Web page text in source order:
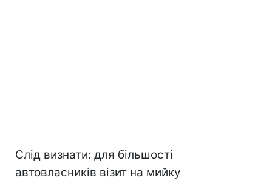
Слід визнати: для більшості
автовласників візит на мийку